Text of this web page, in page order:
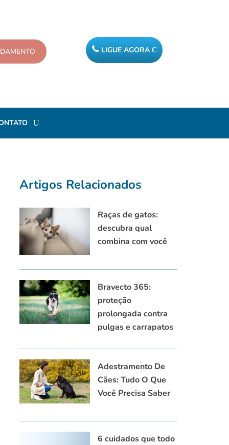
LIGUE AGORA
Artigos Relacionados
Raças de gatos:
descubra qual
combina com você
Bravecto 365:
proteção
prolongada contra
pulgas e carrapatos
Adestramento De
Cães: Tudo O Que
Você Precisa Saber
6 cuidados que todo